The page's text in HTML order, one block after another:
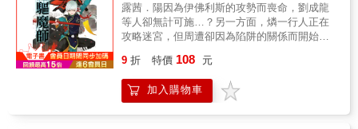
露茜．陽因為伊佛利斯的攻勢而喪命，劉成龍
等人卻無計可施…？另一方面，燐一行人正在
攻略迷宮，但周遭卻因為陷阱的關係而開始逐
下；不過還是沒能把門撐住…!?本書特色★日
本累積銷售超過1200萬本！★2011年動畫化，
2012年電影化。★2012、2014年兩度改編成真
9 折 特價 108 元
加入購物車